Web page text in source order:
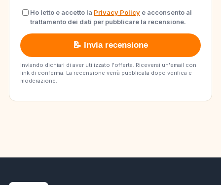
Ho letto e accetto la Privacy Policy e acconsento al
trattamento dei dati per pubblicare la recensione.
📝 Invia recensione
Inviando dichiari di aver utilizzato l'offerta. Riceverai un'email con
link di conferma. La recensione verrà pubblicata dopo verifica e
moderazione.